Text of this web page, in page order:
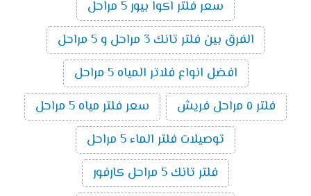
سعر فلتر اكوا بيور 5 مراحل
الفرق بين فلتر تانك 3 مراحل و 5 مراحل
افضل انواع فلاتر المياه 5 مراحل
فلتر ٥ مراحل فريش
سعر فلتر مياه 5 مراحل
توصيلات فلتر الماء 5 مراحل
فلتر تانك 5 مراحل كارفور